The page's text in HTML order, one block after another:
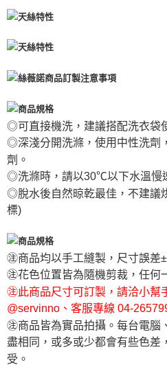
◎可直接機洗，建議搭配洗衣袋
◎深淺分開洗滌，使用中性洗劑
劑。
◎洗滌時，請以30℃以下水溫慢
◎脫水後自然晾乾最佳，不建議
標)
㊟商品均以手工縫製，尺寸誤差
㊟花色位置皆為隨機剪裁，任何
㊟此商品尺寸可訂製，請洽小幫
@servinno、客服專線 04-
㊟商品皆為實品拍攝。每台電腦
盡相同，或多或少都會有些色差
受。